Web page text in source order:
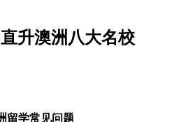
升澳洲八大名校
留学常见问题